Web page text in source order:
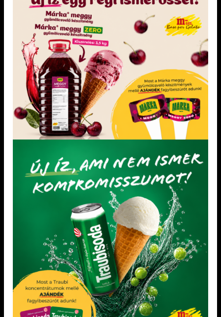
KIEMELT TERMÉKEK
Dia-Wellness Bejgli Mix
Dia-Wellness Sütőliszt
Paleolit Bejgli mix
Gluténmentes Palacsintapor
LEGNÉPSZERŰBB TERMÉKEK
Dia-wellness Kalács zsíradék 20% 8 kg
Frizzy Kékszőlő rostos szirup 1 l